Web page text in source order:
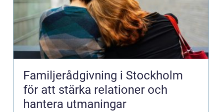
Familjerådgivning i Stockholm
för att stärka relationer och
hantera utmaningar